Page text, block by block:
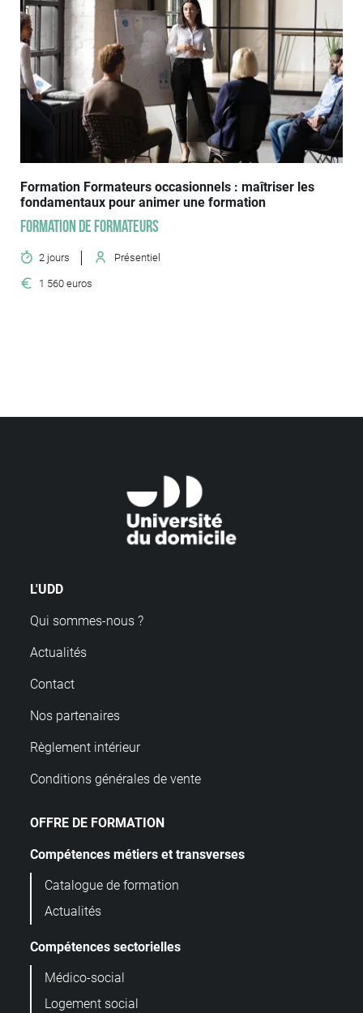
Formation Formateurs occasionnels : maîtriser les
fondamentaux pour animer une formation
Formation de formateurs
2 jours Présentiel
1 560 euros
L'UDD
Qui sommes-nous ?
Actualités
Contact
Nos partenaires
Règlement intérieur
Conditions générales de vente
OFFRE DE FORMATION
Compétences métiers et transverses
Catalogue de formation
Actualités
Compétences sectorielles
Médico-social
Logement social